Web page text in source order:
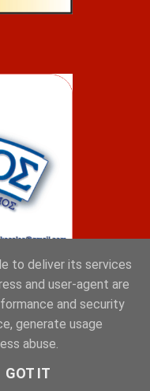
to deliver its services
and user-agent are
and security
generate usage
abuse.
GOT IT